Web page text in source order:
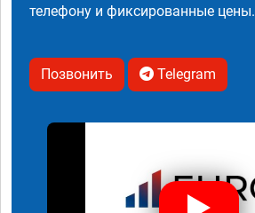
телефону и фиксированные цены.
Позвонить Telegram